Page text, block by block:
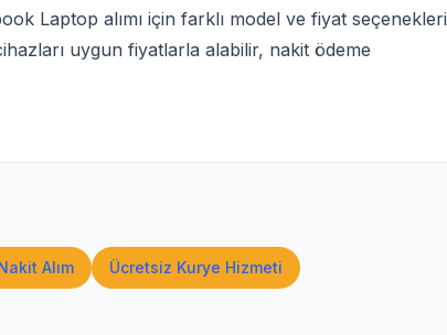
Laptop alımı için farklı model ve fiyat seçenekleri
uygun fiyatlarla alabilir, nakit ödeme
Alım Ücretsiz Kurye Hizmeti